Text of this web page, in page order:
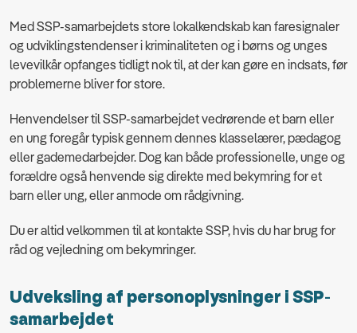
Med SSP-samarbejdets store lokalkendskab kan faresignaler
og udviklingstendenser i kriminaliteten og i børns og unges
levevilkår opfanges tidligt nok til, at der kan gøre en indsats, før
problemerne bliver for store.
Henvendelser til SSP-samarbejdet vedrørende et barn eller
en ung foregår typisk gennem dennes klasselærer, pædagog
eller gademedarbejder. Dog kan både professionelle, unge og
forældre også henvende sig direkte med bekymring for et
barn eller ung, eller anmode om rådgivning.
Du er altid velkommen til at kontakte SSP, hvis du har brug for
råd og vejledning om bekymringer.
Udveksling af personoplysninger i SSP-
samarbejdet